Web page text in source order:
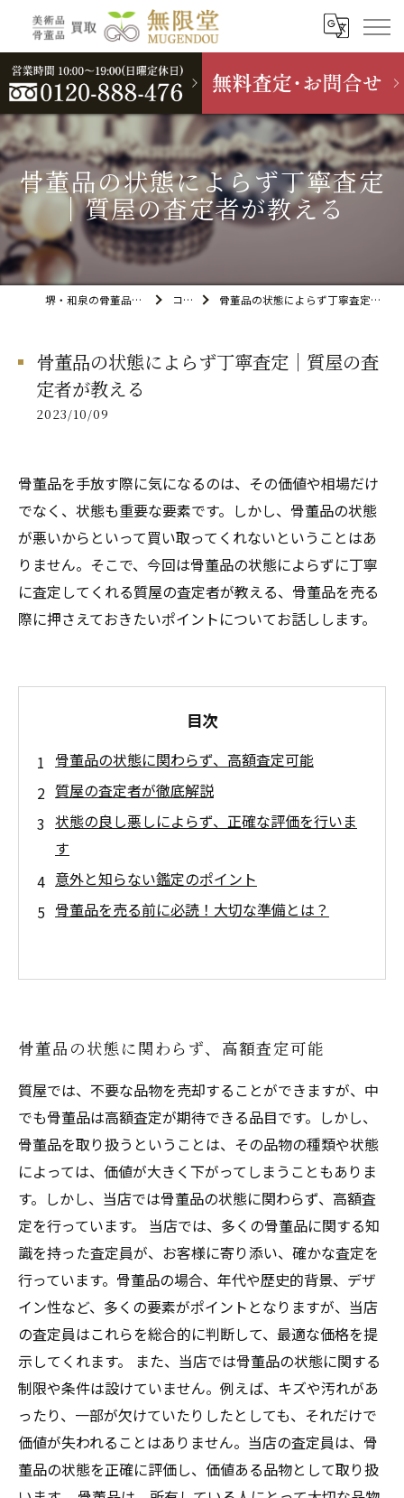
骨董品の状態によらず丁寧査定
｜質屋の査定者が教える
堺・和泉の骨董品買取なら無限堂 コラム 骨董品の状態によらず丁寧査定｜質屋の査定者が教える
骨董品の状態によらず丁寧査定｜質屋の査
定者が教える
2023/10/09
骨董品を手放す際に気になるのは、その価値や相場だけ
でなく、状態も重要な要素です。しかし、骨董品の状態
が悪いからといって買い取ってくれないということはあ
りません。そこで、今回は骨董品の状態によらずに丁寧
に査定してくれる質屋の査定者が教える、骨董品を売る
際に押さえておきたいポイントについてお話しします。
目次
骨董品の状態に関わらず、高額査定可能
質屋の査定者が徹底解説
状態の良し悪しによらず、正確な評価を行いま
す
意外と知らない鑑定のポイント
骨董品を売る前に必読！大切な準備とは？
骨董品の状態に関わらず、高額査定可能
質屋では、不要な品物を売却することができますが、中
でも骨董品は高額査定が期待できる品目です。しかし、
骨董品を取り扱うということは、その品物の種類や状態
によっては、価値が大きく下がってしまうこともありま
す。しかし、当店では骨董品の状態に関わらず、高額査
定を行っています。 当店では、多くの骨董品に関する知
識を持った査定員が、お客様に寄り添い、確かな査定を
行っています。骨董品の場合、年代や歴史的背景、デザ
イン性など、多くの要素がポイントとなりますが、当店
の査定員はこれらを総合的に判断して、最適な価格を提
示してくれます。 また、当店では骨董品の状態に関する
制限や条件は設けていません。例えば、キズや汚れがあ
ったり、一部が欠けていたりしたとしても、それだけで
価値が失われることはありません。当店の査定員は、骨
董品の状態を正確に評価し、価値ある品物として取り扱